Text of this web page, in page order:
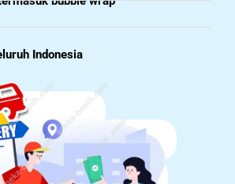
Indonesia